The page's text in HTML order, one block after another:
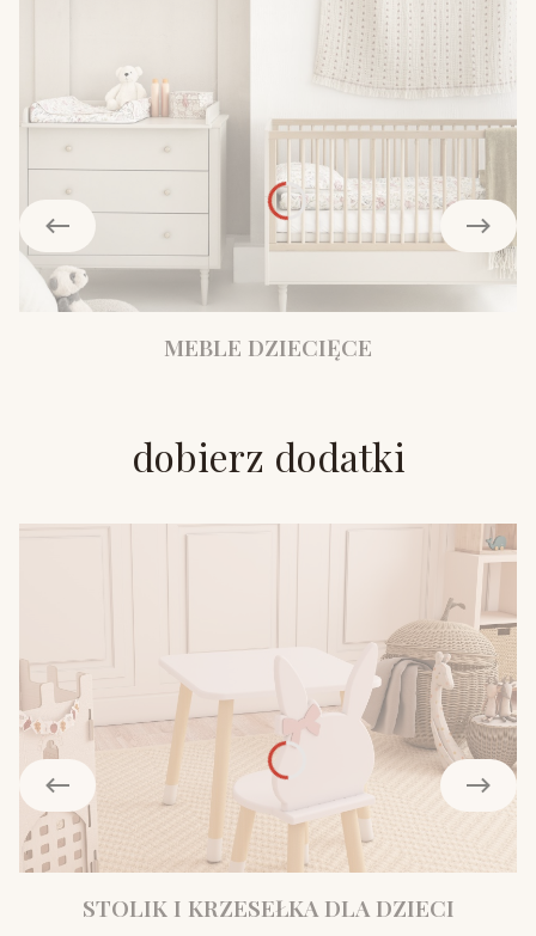
MEBLE DZIECIĘCE
dobierz dodatki
STOLIK I KRZESEŁKA DLA DZIECI